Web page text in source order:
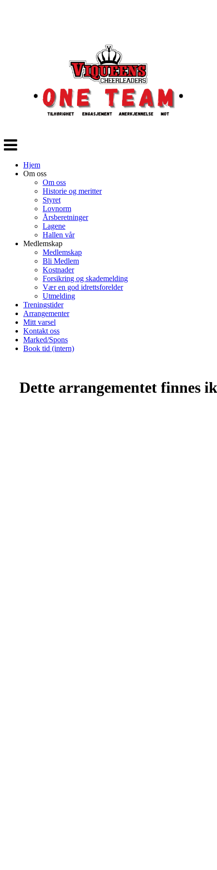
Veksle
navigasjon
Hjem
Om oss
Om oss
Historie og meritter
Styret
Lovnorm
Årsberetninger
Lagene
Hallen vår
Medlemskap
Medlemskap
Bli Medlem
Kostnader
Forsikring og skademelding
Vær en god idrettsforelder
Utmelding
Treningstider
Arrangementer
Mitt varsel
Kontakt oss
Marked/Spons
Book tid (intern)
Dette arrangementet finnes